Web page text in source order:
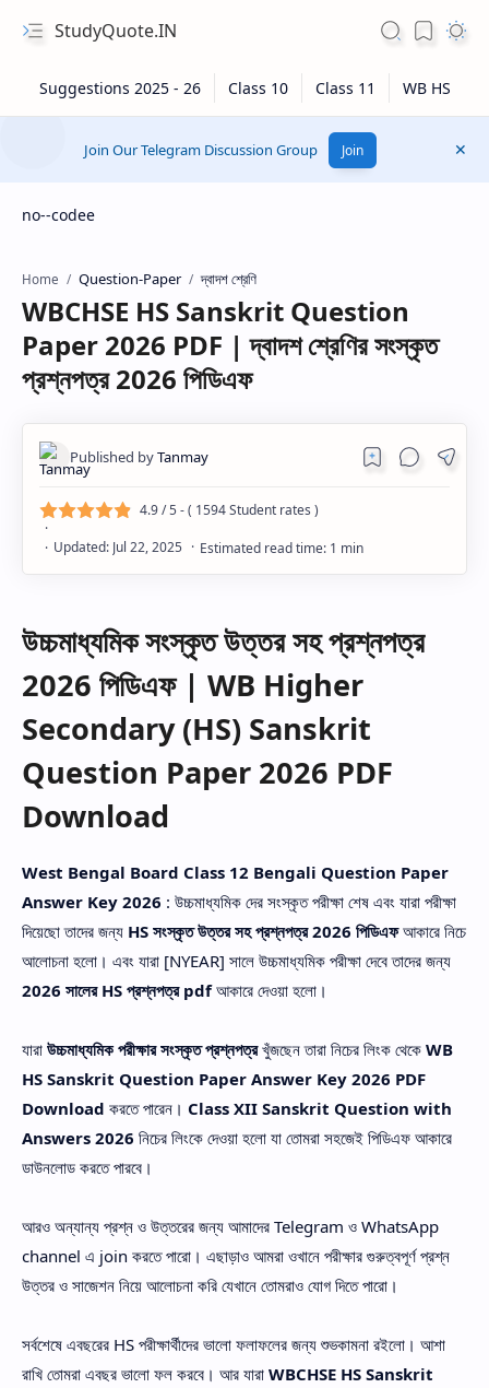
StudyQuote.IN
Join Our Telegram Discussion Group Join
no--codee
Home Question-Paper দ্বাদশ শ্রেণি
WBCHSE HS Sanskrit Question
Paper 2026 PDF | দ্বাদশ শ্রেণির সংস্কৃত
প্রশ্নপত্র 2026 পিডিএফ
4.9/ 5 - ( 1594Student rates )
উচ্চমাধ্যমিক সংস্কৃত উত্তর সহ প্রশ্নপত্র
2026 পিডিএফ | WB Higher
Secondary (HS) Sanskrit
Question Paper 2026 PDF
Download
West Bengal Board Class 12 Bengali Question Paper
Answer Key 2026 : উচ্চমাধ্যমিক দের সংস্কৃত পরীক্ষা শেষ এবং যারা পরীক্ষা
দিয়েছো তাদের জন্য HS সংস্কৃত উত্তর সহ প্রশ্নপত্র 2026 পিডিএফআকারে নিচে
আলোচনা হলো। এবং যারা [NYEAR] সালে উচ্চমাধ্যমিক পরীক্ষা দেবে তাদের জন্য
2026 সালের HS প্রশ্নপত্র pdfআকারে দেওয়া হলো।
যারা উচ্চমাধ্যমিক পরীক্ষার সংস্কৃত প্রশ্নপত্রখুঁজছেন তারা নিচের লিংক থেকে WB
HS Sanskrit Question Paper Answer Key 2026 PDF
Download করতে পারেন। Class XII Sanskrit Question with
Answers 2026 নিচের লিংকে দেওয়া হলো যা তোমরা সহজেই পিডিএফ আকারে
ডাউনলোড করতে পারবে।
আরও অন্যান্য প্রশ্ন ও উত্তরের জন্য আমাদের Telegram ও WhatsApp
channel এ join করতে পারো। এছাড়াও আমরা ওখানে পরীক্ষার গুরুত্বপূর্ণ প্রশ্ন
উত্তর ও সাজেশন নিয়ে আলোচনা করি যেখানে তোমরাও যোগ দিতে পারো।
সর্বশেষে এবছরের HS পরীক্ষার্থীদের ভালো ফলাফলের জন্য শুভকামনা রইলো। আশা
রাখি তোমরা এবছর ভালো ফল করবে। আর যারা WBCHSE HS Sanskrit